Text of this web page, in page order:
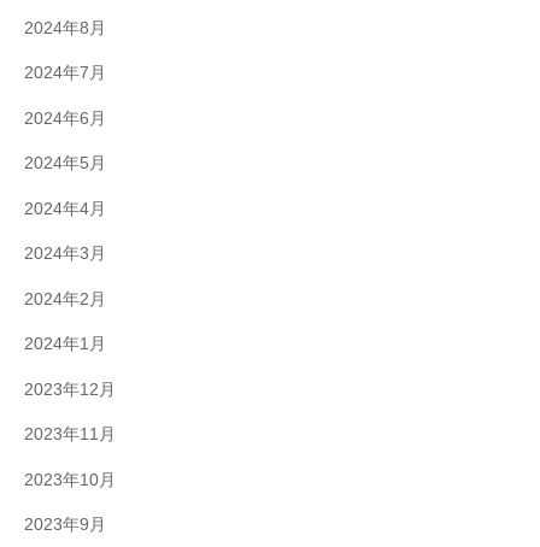
2024年8月
2024年7月
2024年6月
2024年5月
2024年4月
2024年3月
2024年2月
2024年1月
2023年12月
2023年11月
2023年10月
2023年9月